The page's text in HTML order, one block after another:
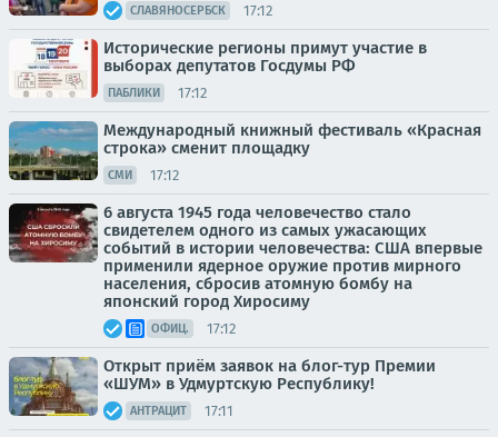
СЛАВЯНОСЕРБСК 17:12
Исторические регионы примут участие в
выборах депутатов Госдумы РФ
ПАБЛИКИ 17:12
Международный книжный фестиваль «Красная
строка» сменит площадку
СМИ 17:12
6 августа 1945 года человечество стало
свидетелем одного из самых ужасающих
событий в истории человечества: США впервые
применили ядерное оружие против мирного
населения, сбросив атомную бомбу на
японский город Хиросиму
ОФИЦ. 17:12
Открыт приём заявок на блог-тур Премии
«ШУМ» в Удмуртскую Республику!
АНТРАЦИТ 17:11